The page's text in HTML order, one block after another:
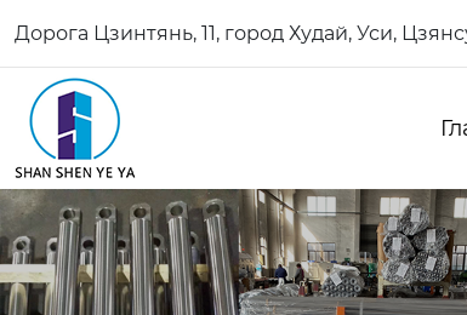
Дорога Цзинтянь, 11, город Худай, Уси,